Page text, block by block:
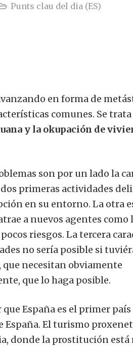
Punts clau del dia (ES)
en forma de
comunes. Se trata
y la okupación de
son por un lado la
primeras actividades
en su entorno. La otra
a nuevos agentes como
riesgos. La tercera
no sería posible si
necesitan obviamente
que lo haga posible.
España es el primer
España. El turismo
donde la prostitución está